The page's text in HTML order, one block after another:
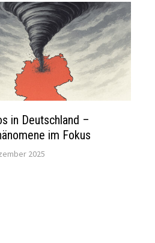
in Deutschland –
im Fokus
2025